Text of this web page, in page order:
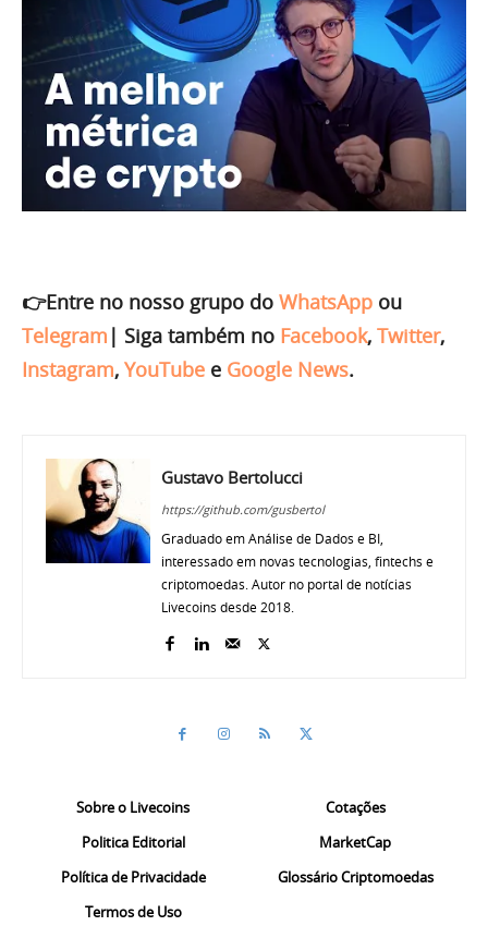
👉Entre no nosso grupo do WhatsApp ou
Telegram | Siga também no Facebook, Twitter,
Instagram, YouTube e Google News.
Gustavo Bertolucci
https://github.com/gusbertol
Graduado em Análise de Dados e BI,
interessado em novas tecnologias, fintechs e
criptomoedas. Autor no portal de notícias
Livecoins desde 2018.
Sobre o Livecoins
Politica Editorial
Política de Privacidade
Termos de Uso
Cotações
MarketCap
Glossário Criptomoedas